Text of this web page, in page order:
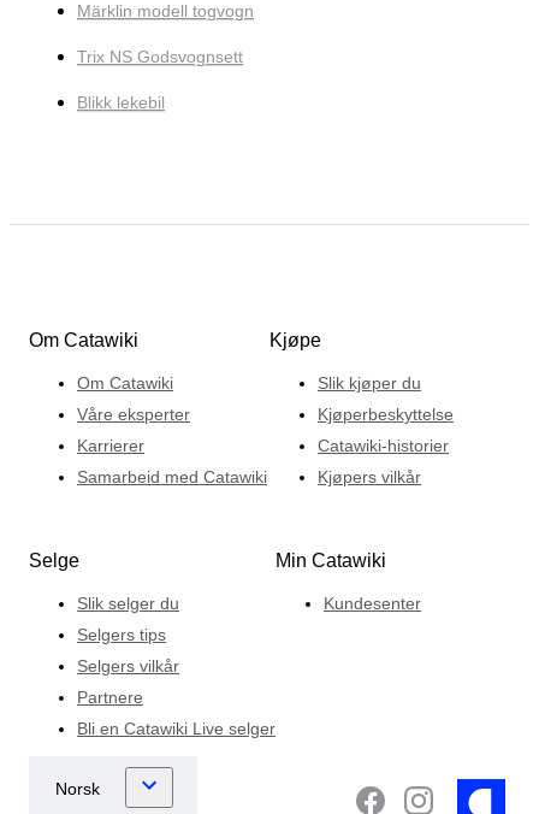
Märklin modell togvogn
Trix NS Godsvognsett
Blikk lekebil
Om Catawiki
Om Catawiki
Våre eksperter
Karrierer
Samarbeid med Catawiki
Kjøpe
Slik kjøper du
Kjøperbeskyttelse
Catawiki-historier
Kjøpers vilkår
Selge
Slik selger du
Selgers tips
Selgers vilkår
Partnere
Bli en Catawiki Live selger
Min Catawiki
Kundesenter